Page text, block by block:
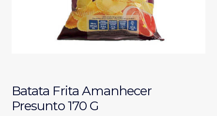
Batata Frita Amanhecer
Presunto 170 G